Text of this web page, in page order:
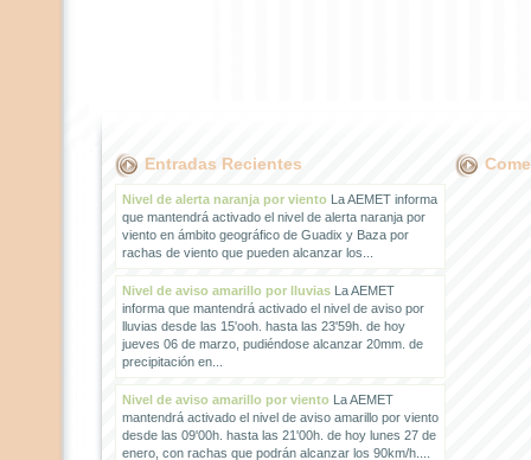
Entradas Recientes
Nivel de alerta naranja por vientoLa AEMET informa
que mantendrá activado el nivel de alerta naranja por
viento en ámbito geográfico de Guadix y Baza por
rachas de viento que pueden alcanzar los...
Nivel de aviso amarillo por lluviasLa AEMET
informa que mantendrá activado el nivel de aviso por
lluvias desde las 15'ooh. hasta las 23'59h. de hoy
jueves 06 de marzo, pudiéndose alcanzar 20mm. de
precipitación en...
Nivel de aviso amarillo por vientoLa AEMET
mantendrá activado el nivel de aviso amarillo por viento
desde las 09'00h. hasta las 21'00h. de hoy lunes 27 de
enero, con rachas que podrán alcanzar los 90km/h....